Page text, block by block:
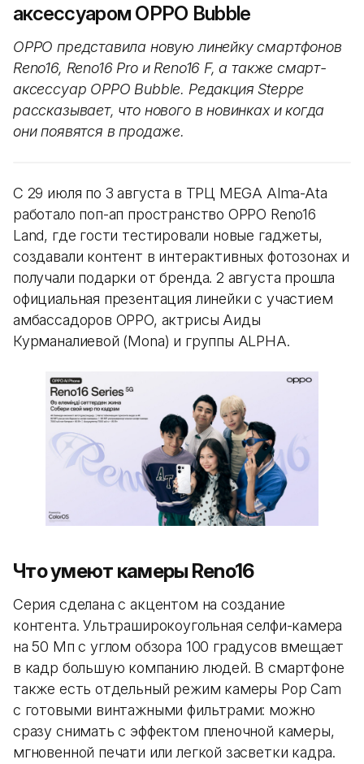
аксессуаром OPPO Bubble
OPPO представила новую линейку смартфонов
Reno16, Reno16 Pro и Reno16 F, а также смарт-
аксессуар OPPO Bubble. Редакция Steppe
рассказывает, что нового в новинках и когда
они появятся в продаже.
С 29 июля по 3 августа в ТРЦ MEGA Alma-Ata
работало поп-ап пространство OPPO Reno16
Land, где гости тестировали новые гаджеты,
создавали контент в интерактивных фотозонах и
получали подарки от бренда. 2 августа прошла
официальная презентация линейки с участием
амбассадоров OPPO, актрисы Аиды
Курманалиевой (Mona) и группы ALPHA.
Что умеют камеры Reno16
Серия сделана с акцентом на создание
контента. Ультраширокоугольная селфи-камера
на 50 Мп с углом обзора 100 градусов вмещает
в кадр большую компанию людей. В смартфоне
также есть отдельный режим камеры Pop Cam
с готовыми винтажными фильтрами: можно
сразу снимать с эффектом пленочной камеры,
мгновенной печати или легкой засветки кадра.